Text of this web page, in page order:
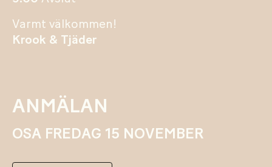
Varmt välkommen!
Krook & Tjäder
ANMÄLAN
OSA FREDAG 15 NOVEMBER